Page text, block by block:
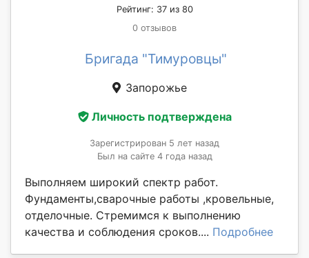
Рейтинг: 37 из 80
0 отзывов
Бригада "Тимуровцы"
Запорожье
Личность подтверждена
Зарегистрирован 5 лет назад
Был на сайте 4 года назад
Выполняем широкий спектр работ.
Фундаменты,сварочные работы ,кровельные,
отделочные. Стремимся к выполнению
качества и соблюдения сроков.... Подробнее